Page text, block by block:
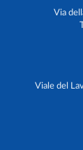
Via
Viale del